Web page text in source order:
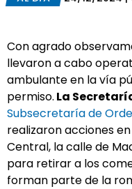
Con agrado
llevaron a cabo
ambulante en la vía
permiso. La
Subsecretaría de
realizaron acciones
Central, la calle de
para retirar a los
forman parte de la